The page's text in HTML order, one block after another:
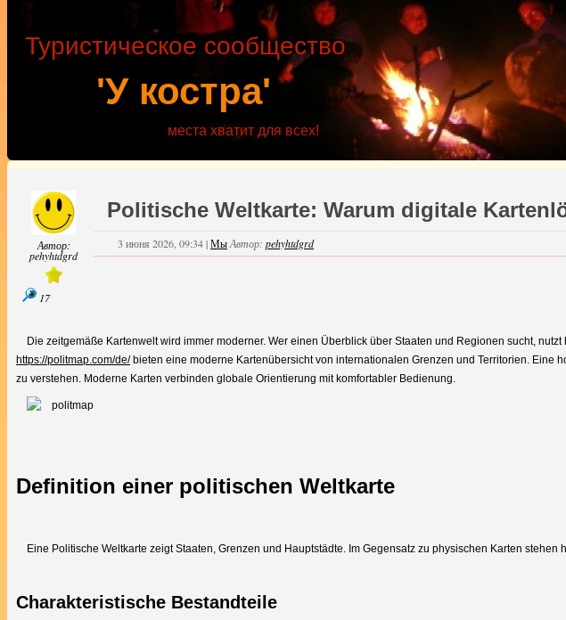
'У костра'
Туристическое сообщество
места хватит для всех!
Автор:
pehyhtdgrd
17
Politische Weltkarte: Warum digitale
3 июня 2026, 09:34|МыАвтор: pehyhtdgrd
Die zeitgemäße Kartenwelt wird immer moderner. Wer einen Überblick über Staaten und Regionen sucht,
https://politmap.com/de/bieten eine moderne Kartenübersicht von internationalen Grenzen und Territorien. Eine
zu verstehen. Moderne Karten verbinden globale Orientierung mit komfortabler Bedienung.
Definition einer politischen Weltkarte
Eine Politische Weltkarte zeigt Staaten, Grenzen und Hauptstädte. Im Gegensatz zu physischen Karten stehen
Charakteristische Bestandteile